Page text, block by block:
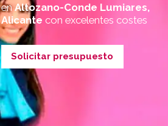
enAltozano-Conde Lumiares,
Alicante con excelentes costes
Solicitar presupuesto